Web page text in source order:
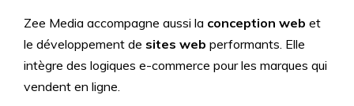
Zee Media accompagne aussi la conception web et
le développement de sites web performants. Elle
intègre des logiques e-commerce pour les marques qui
vendent en ligne.